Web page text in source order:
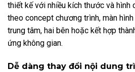
thiết kế với nhiều kích thước và hình
theo concept chương trình, màn
trung tâm, hai bên hoặc kết hợp
ứng không gian.
Dễ dàng thay đổi nội dung